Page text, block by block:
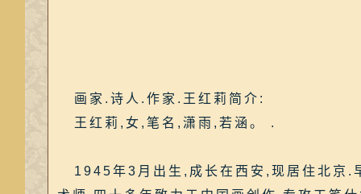
画家.诗人.作家.王红莉简介:
王红莉,女,笔名,潇雨,若涵。 .
1945年3月出生,成长在西安,现居住北京.